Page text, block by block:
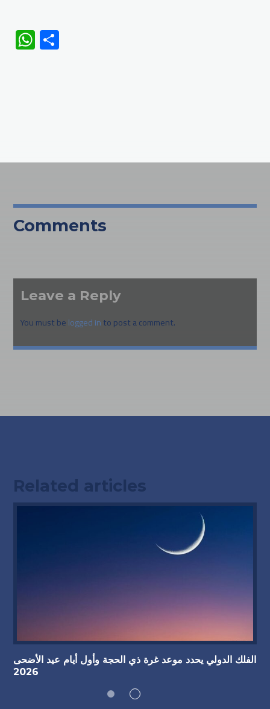
WhatsApp
Comments
Leave a Reply
You must belogged into post a comment.
Related articles
الفلك الدولي يحدد موعد غرة ذي الحجة وأول أيام عيد الأضحى
2026